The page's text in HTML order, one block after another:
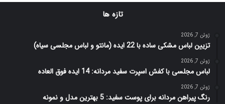
تازه ها
ژوئن 7, 2026
تزیین لباس مشکی ساده با 22 ایده (مانتو و لباس مجلسی سیاه)
ژوئن 7, 2026
لباس مجلسی با کفش اسپرت سفید مردانه: 14 ایده فوق العاده
ژوئن 7, 2026
رنگ پیراهن مردانه برای پوست سفید: 5 بهترین مدل و نمونه